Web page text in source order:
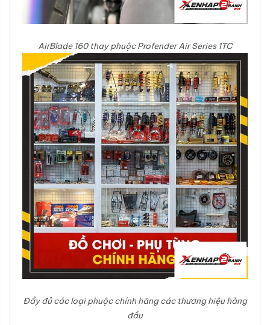
AirBlade 160 thay phuộc Profender Air Series 1TC
Đầy đủ các loại phuộc chính hãng các thương hiệu hàng
đầu